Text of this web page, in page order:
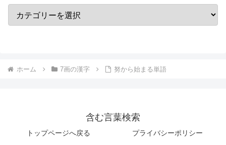
ホーム 7画の漢字 努から始まる単語
含む言葉検索
トップページへ戻る プライバシーポリシー